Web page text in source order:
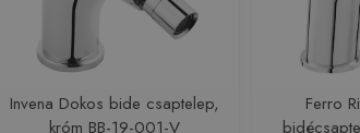
Invena Dokos bide csaptelep,
króm BB-19-001-V
Ferro